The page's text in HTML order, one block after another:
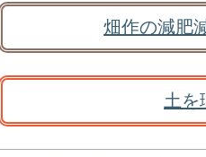
畑作の減肥
土を